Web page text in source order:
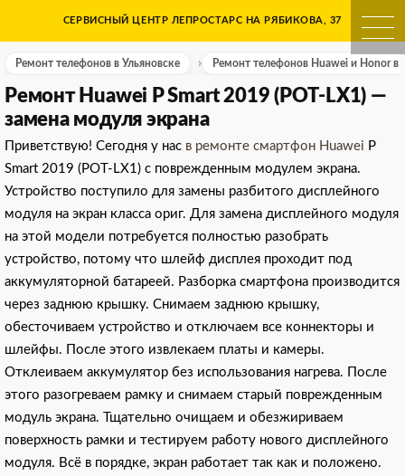
content
Ремонт телефонов в
СЕРВИСНЫЙ ЦЕНТР ЛЕПРОСТАРС НА РЯБИКОВА, 37
Ремонт телефонов в Ульяновске Ремонт телефонов Huawei и Honor в
Ремонт Huawei P Smart 2019 (POT-LX1) —
замена модуля экрана
Приветствую! Сегодня у нас в ремонте смартфон Huawei P
Smart 2019 (POT-LX1) с поврежденным модулем экрана.
Устройство поступило для замены разбитого дисплейного
модуля на экран класса ориг. Для замена дисплейного модуля
на этой модели потребуется полностью разобрать
устройство, потому что шлейф дисплея проходит под
аккумуляторной батареей. Разборка смартфона производится
через заднюю крышку. Снимаем заднюю крышку,
обесточиваем устройство и отключаем все коннекторы и
шлейфы. После этого извлекаем платы и камеры.
Отклеиваем аккумулятор без использования нагрева. После
этого разогреваем рамку и снимаем старый поврежденным
модуль экрана. Тщательно очищаем и обезжириваем
поверхность рамки и тестируем работу нового дисплейного
модуля. Всё в порядке, экран работает так как и положено.